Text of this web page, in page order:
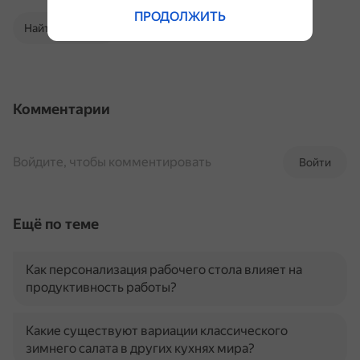
Найти в Поиске
Комментарии
Войти
Войдите, чтобы комментировать
Ещё по теме
Как персонализация рабочего стола влияет на
продуктивность работы?
Какие существуют вариации классического
зимнего салата в других кухнях мира?
ПРОДОЛЖИТЬ